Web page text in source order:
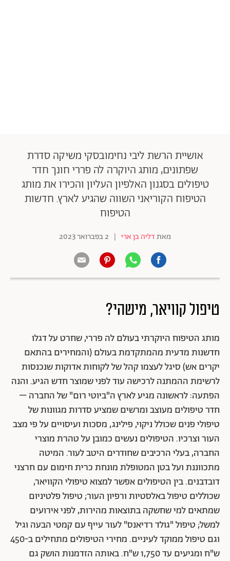
אושיית הרשת ליבי נחימובסקי משיקה סדרת
שפתונים, מותג היוקרה לה פררי חונך חדר
טיפולים בסגנון האלפיון העליון והכירו את מותג
הטיפוח הקוריאני השווה שהגיע לארץ. חדשות
הטיפוח
מאתדליה בן ארי | 2 בפברואר 2023
טיפול קוויאר, מישהי?
מותג הטיפוח היוקרתי בעולם לה פררי, שחרט על דגלו
חדשנות מדעית מהמתקדמת בעולם (והמחירים בהתאם
יקרים אש) סיגל לעצמו קהל של לקוחות אדוקות שנכנסות
לרשימת ההמתנה לרכישה עוד לפני שמוצר חדש הגיע. והנה
הפתעה: לראשונה מגיע לארץ ה"ביוטי רום" של החברה –
חדר טיפולים מעוצב ומרשים שמציע סדרות מגוונות של
טיפולי פנים שכולל ניקוי, פילינג, מסכות ועיסויים על פי מצב
העור וצרכיו. הטיפולים נעשים כמובן על טהרת מוצרי
החברה, בעלי הרכיבים שחודרים היטב לעור. המיטה
מתכווננת ועל בטן המטופלת מונחת כרית חימום עם חרצני
דובדבנים. בין הטיפולים אפשר למצוא טיפולי הקוויאר,
שכוללים טיפול באלסטיות ורפיון העור; טיפול פלטיניום
שמתאים למי שחשקה בתוצאות מהירות, לפני אירועים
למשל; טיפול "גולד רדיאנס" לעור עייף עם קמטי הבעה וגיל
וגם טיפול ממוקד לעיניים. מחירי הטיפולים מתחילים ב-450
ש"ח ומגיעים עד 1,750 ש"ח. באותה הזדמנות הושק גם